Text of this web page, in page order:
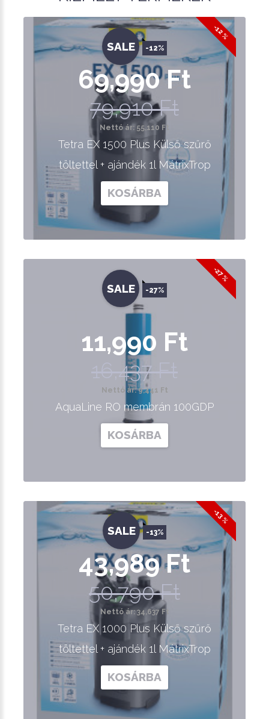
-12 %
SALE -12%
69,990 Ft
79,910 Ft
Nettó ár: 55,110 Ft
Tetra EX 1500 Plus Külső szűrő
töltettel + ajándék 1l MátrixTrop
KOSÁRBA
-27 %
SALE -27%
11,990 Ft
16,437 Ft
Nettó ár: 9,441 Ft
AquaLine RO membrán 100GDP
KOSÁRBA
-13 %
SALE -13%
43,989 Ft
50,790 Ft
Nettó ár: 34,637 Ft
Tetra EX 1000 Plus Külső szűrő
töltettel + ajándék 1l MátrixTrop
KOSÁRBA